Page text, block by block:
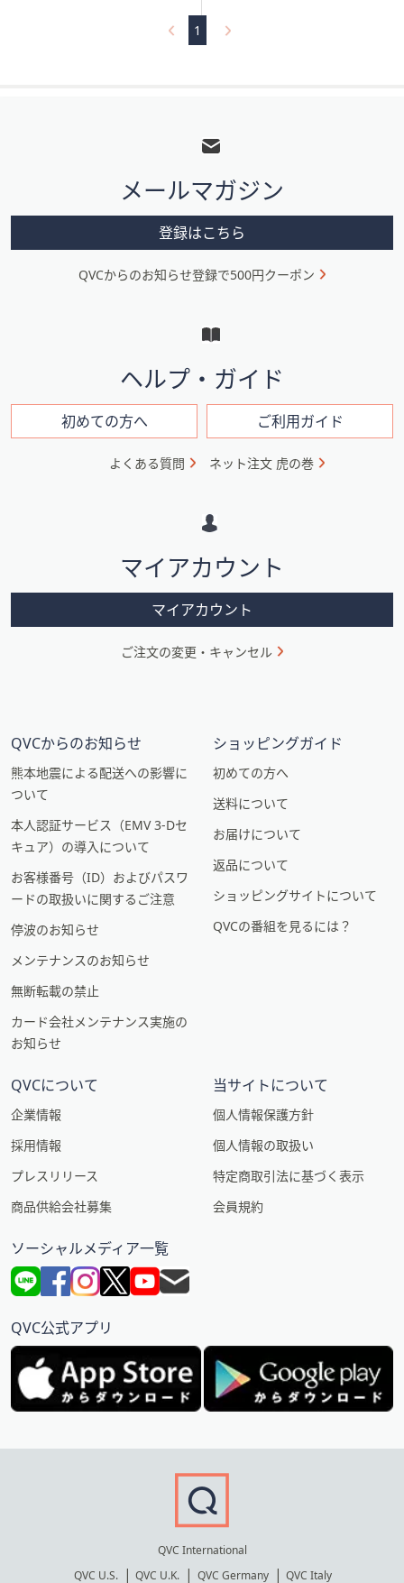
1
メ
ニ
ン
ン
メールマガジン
登録はこちら
QVCからのお知らせ登録で500円クーポン
ヘルプ・ガイド
初めての方へ ご利用ガイド
よくある質問 ネット注文 虎の巻
マイアカウント
マイアカウント
ご注文の変更・キャンセル
QVCからのお知らせ
熊本地震による配送への影響に
ついて
本人認証サービス（EMV 3-Dセ
キュア）の導入について
お客様番号（ID）およびパスワ
ードの取扱いに関するご注意
停波のお知らせ
メンテナンスのお知らせ
無断転載の禁止
カード会社メンテナンス実施の
お知らせ
ショッピングガイド
初めての方へ
送料について
お届けについて
返品について
ショッピングサイトについて
QVCの番組を見るには？
QVCについて
企業情報
採用情報
プレスリリース
商品供給会社募集
当サイトについて
個人情報保護方針
個人情報の取扱い
特定商取引法に基づく表示
会員規約
ソーシャルメディア一覧
QVC公式アプリ
QVC International
QVC U.S.
QVC U.K. QVC Germany QVC Italy